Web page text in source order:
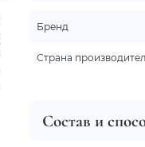
Состав и
Бренд
Страна